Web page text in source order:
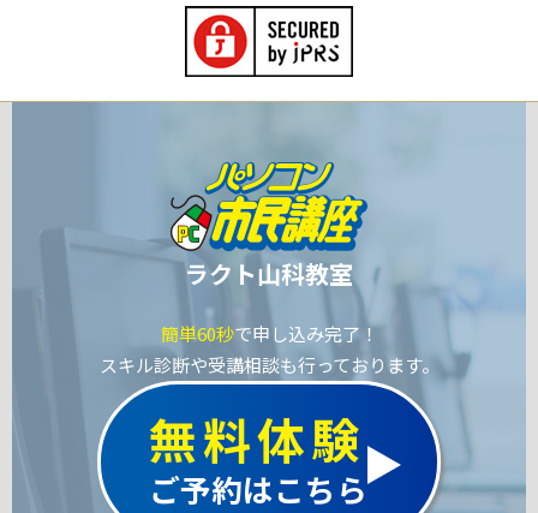
ラクト山科教室
簡単60秒で申し込み完了！
スキル診断や受講相談も行っております。
無料体験
ご予約はこちら